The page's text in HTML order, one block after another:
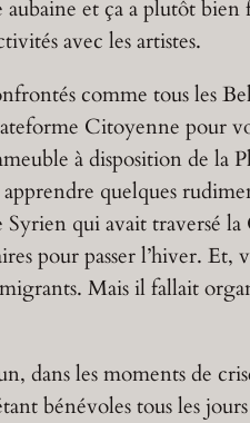
aubaine et ça a plutôt
avec les artistes.
comme tous les
Citoyenne pour
à disposition de
quelques
Syrien qui avait traversé
pour passer l’hiver.
Mais il fallait
dans les moments de
bénévoles tous les